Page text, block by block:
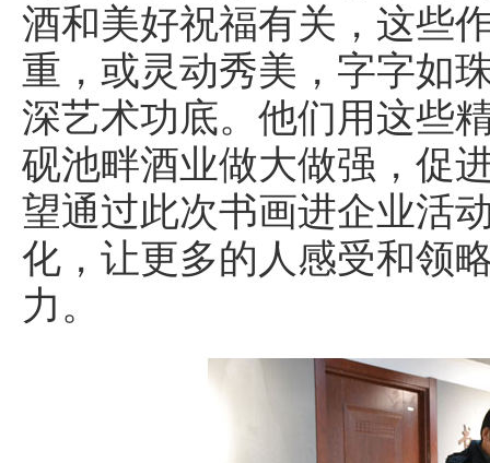
酒和美好祝福有关，这些
重，或灵动秀美，字字如
深艺术功底。他们用这些
砚池畔酒业做大做强，促
望通过此次书画进企业活
化，让更多的人感受和领
力。